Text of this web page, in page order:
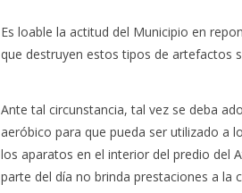
Es loable la actitud del Municipio en
que destruyen estos tipos de artefactos
Ante tal circunstancia, tal vez se deba
aeróbico para que pueda ser utilizado a
los aparatos en el interior del predio del
parte del día no brinda prestaciones a la